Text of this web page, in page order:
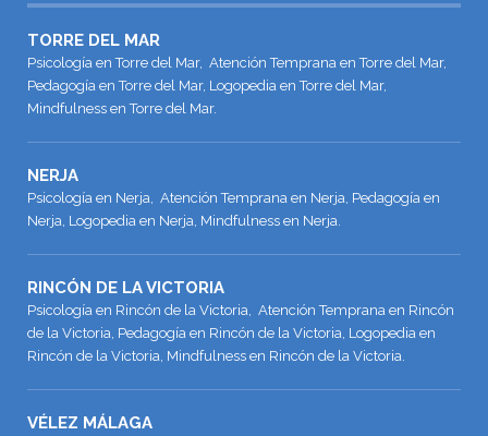
TORRE DEL MAR
Psicología en Torre del Mar, Atención Temprana en Torre del Mar,
Pedagogía en Torre del Mar, Logopedia en Torre del Mar,
Mindfulness en Torre del Mar.
NERJA
Psicología en Nerja, Atención Temprana en Nerja, Pedagogía en
Nerja, Logopedia en Nerja, Mindfulness en Nerja.
RINCÓN DE LA VICTORIA
Psicología en Rincón de la Victoria, Atención Temprana en Rincón
de la Victoria, Pedagogía en Rincón de la Victoria, Logopedia en
Rincón de la Victoria, Mindfulness en Rincón de la Victoria.
VÉLEZ MÁLAGA